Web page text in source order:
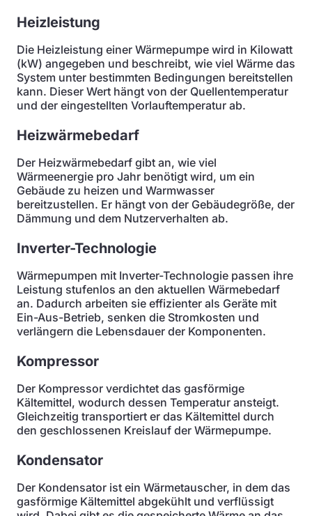
Heizleistung
Die Heizleistung einer Wärmepumpe wird in Kilowatt
(kW) angegeben und beschreibt, wie viel Wärme das
System unter bestimmten Bedingungen bereitstellen
kann. Dieser Wert hängt von der Quellentemperatur
und der eingestellten Vorlauftemperatur ab.
Heizwärmebedarf
Der Heizwärmebedarf gibt an, wie viel
Wärmeenergie pro Jahr benötigt wird, um ein
Gebäude zu heizen und Warmwasser
bereitzustellen. Er hängt von der Gebäudegröße, der
Dämmung und dem Nutzerverhalten ab.
Inverter-Technologie
Wärmepumpen mit Inverter-Technologie passen ihre
Leistung stufenlos an den aktuellen Wärmebedarf
an. Dadurch arbeiten sie effizienter als Geräte mit
Ein-Aus-Betrieb, senken die Stromkosten und
verlängern die Lebensdauer der Komponenten.
Kompressor
Der Kompressor verdichtet das gasförmige
Kältemittel, wodurch dessen Temperatur ansteigt.
Gleichzeitig transportiert er das Kältemittel durch
den geschlossenen Kreislauf der Wärmepumpe.
Kondensator
Der Kondensator ist ein Wärmetauscher, in dem das
gasförmige Kältemittel abgekühlt und verflüssigt